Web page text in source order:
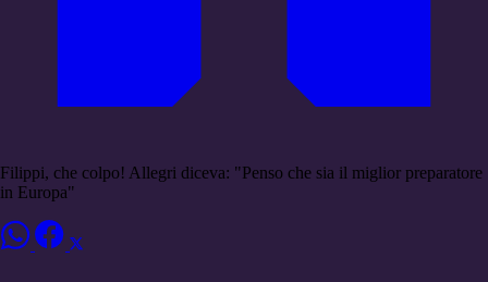
Filippi, che colpo! Allegri diceva: "Penso che sia il miglior preparatore
in Europa"